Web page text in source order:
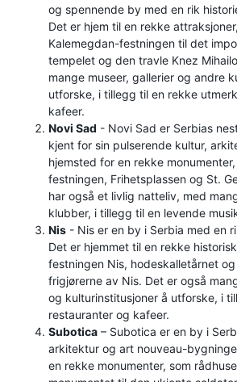
og spennende by med en rik
Det er hjem til en rekke
Kalemegdan-festningen til det
tempelet og den travle Knez
mange museer, gallerier og andre
utforske, i tillegg til en rekke
kafeer.
Novi Sad - Novi Sad er Serbias
kjent for sin pulserende kultur,
hjemsted for en rekke
festningen, Frihetsplassen og St.
har også et livlig natteliv, med
klubber, i tillegg til en levende
Nis - Nis er en by i Serbia med en
Det er hjemmet til en rekke
festningen Nis, hodeskalletårnet
frigjørerne av Nis. Det er også
og kulturinstitusjoner å utforske, i
restauranter og kafeer.
Subotica – Subotica er en by i
arkitektur og art nouveau-
en rekke monumenter, som